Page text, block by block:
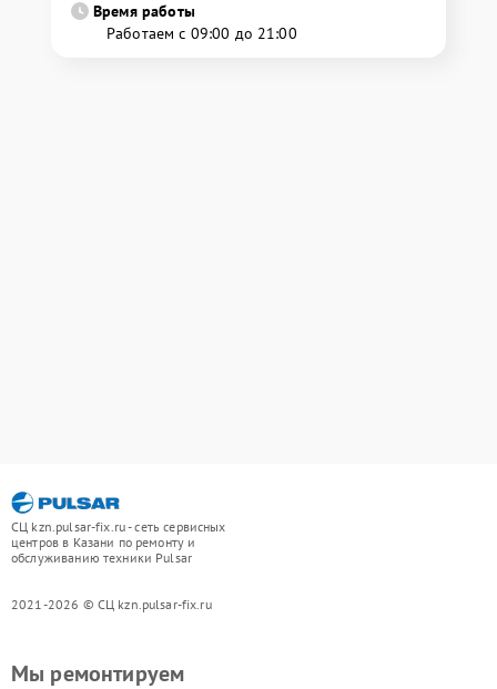
Время работы
Работаем с 09:00 до 21:00
СЦ kzn.pulsar-fix.ru - сеть сервисных
центров в Казани по ремонту и
обслуживанию техники Pulsar
2021-2026 © СЦ kzn.pulsar-fix.ru
Мы ремонтируем